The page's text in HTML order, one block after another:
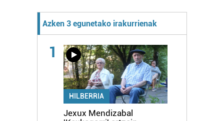
Azken 3 egunetako irakurrienak
1
HILBERRIA
Jexux Mendizabal